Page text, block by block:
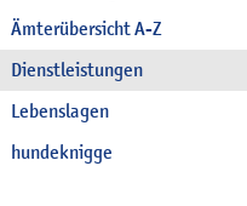
Ämterübersicht A-Z
Dienstleistungen
Lebenslagen
hundeknigge